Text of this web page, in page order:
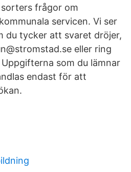
frågor om
servicen. Vi ser
du tycker att svaret dröjer,
eller ring
som du lämnar
endast för att